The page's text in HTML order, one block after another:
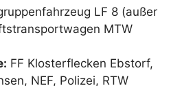
LF 8 (außer
MTW
FF Klosterflecken Ebstorf,
NEF, Polizei, RTW